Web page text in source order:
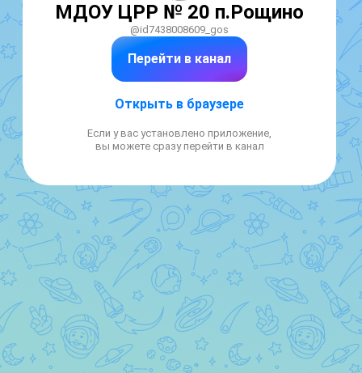
МДОУ ЦРР № 20 п.Рощино
@id7438008609_gos
Перейти в канал
Открыть в браузере
Если у вас установлено приложение,
вы можете сразу перейти в канал